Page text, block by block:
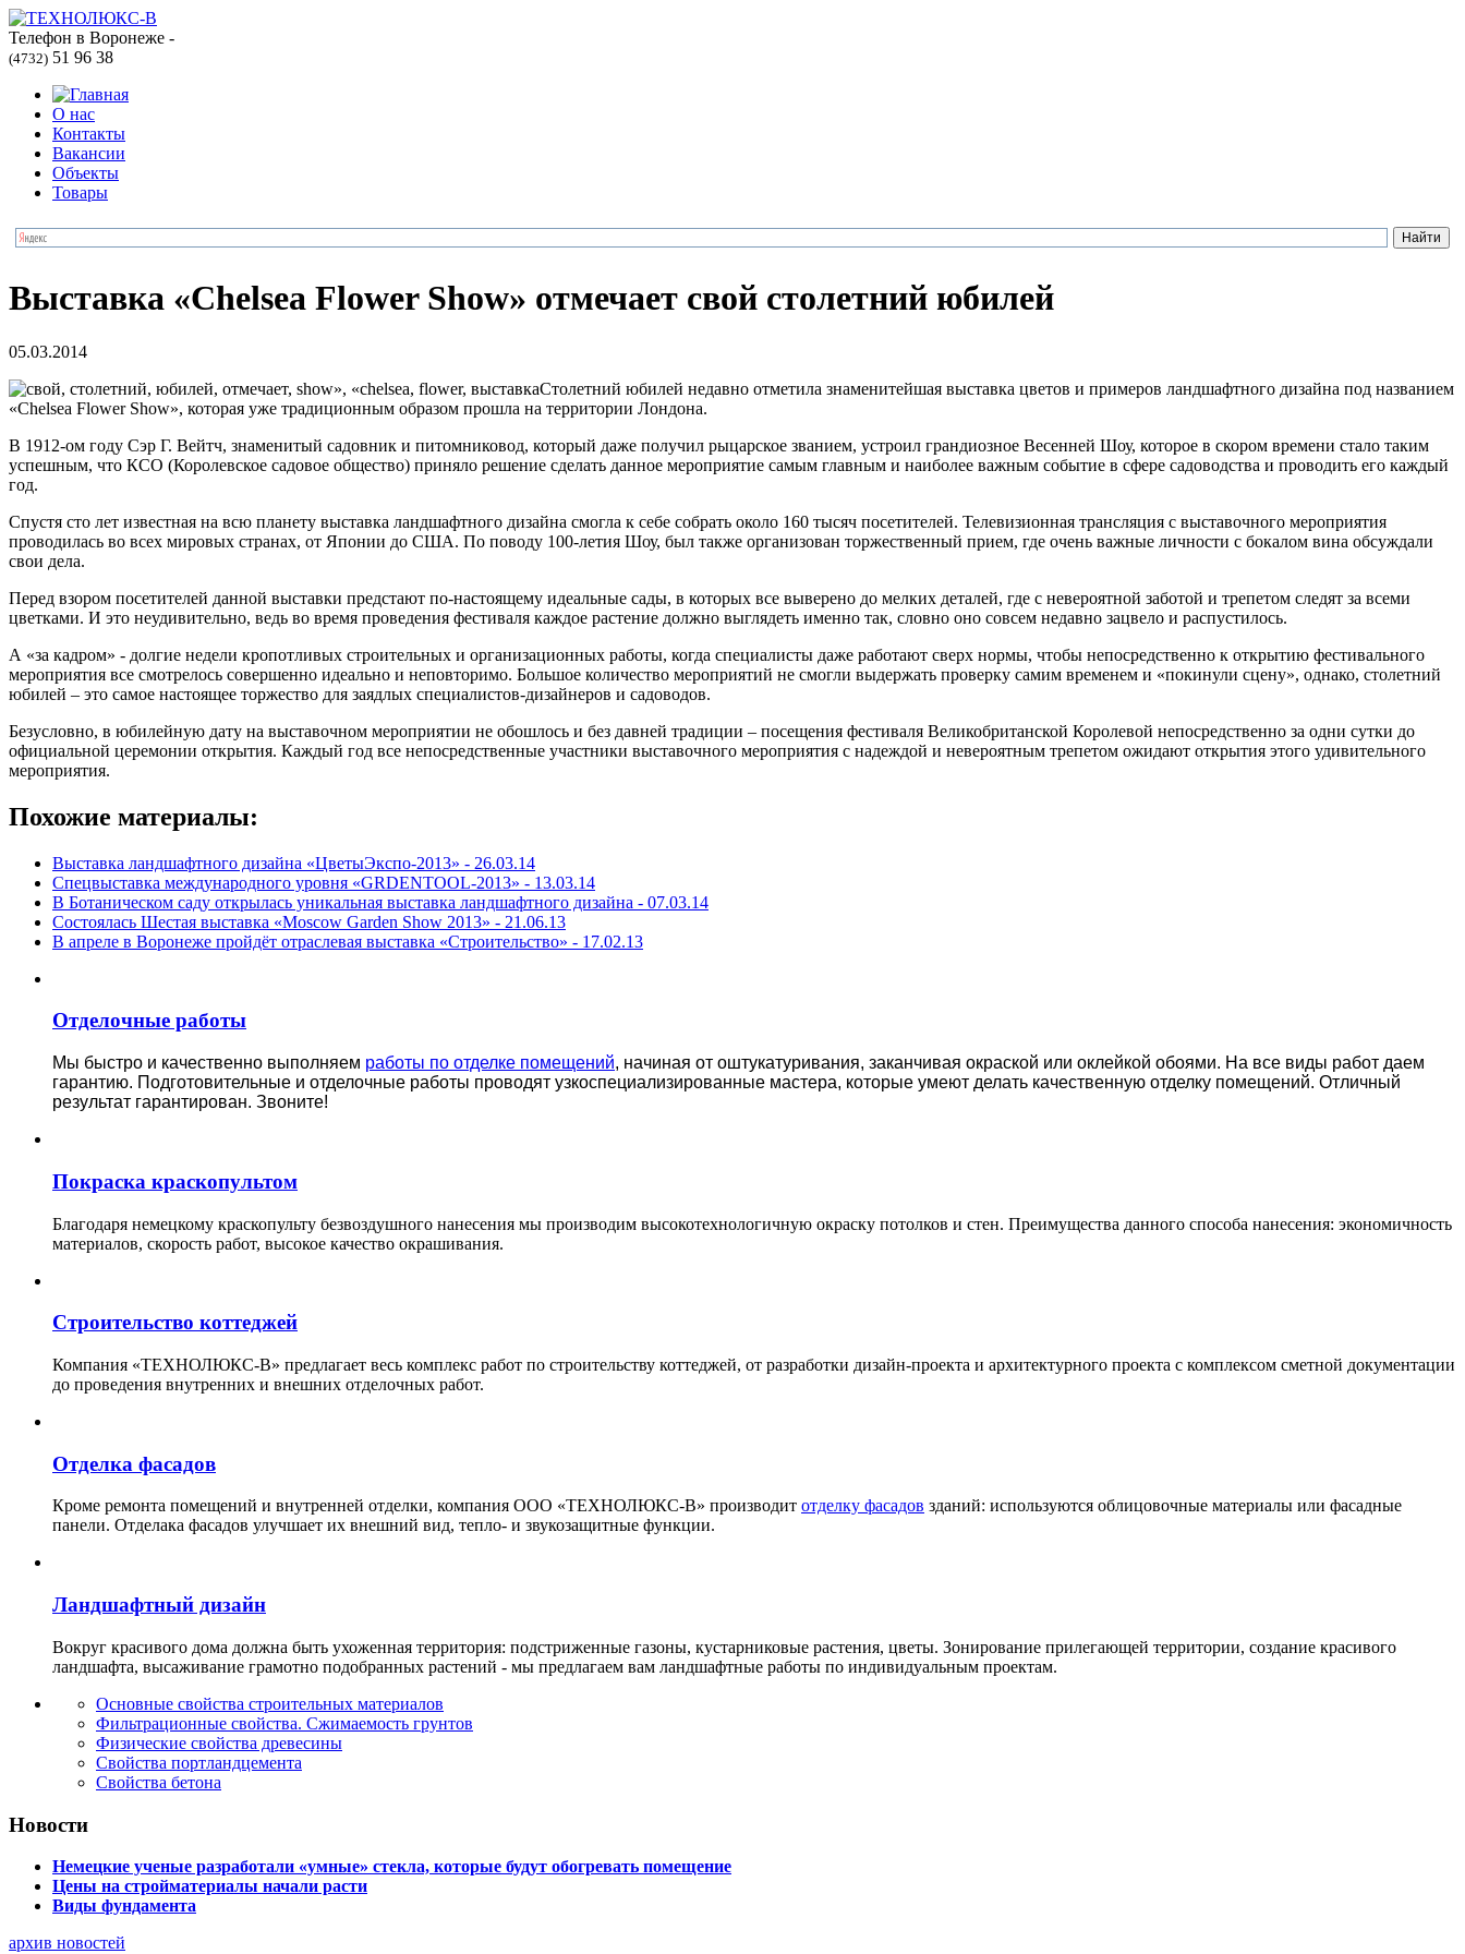
Телефон в Воронеже -
(4732) 51 96 38
О нас
Контакты
Вакансии
Объекты
Товары
Выставка «Chelsea Flower Show» отмечает свой столетний юбилей
05.03.2014
Столетний юбилей недавно отметила знаменитейшая выставка цветов и примеров ландшафтного дизайна под названием
«Chelsea Flower Show», которая уже традиционным образом прошла на территории Лондона.
В 1912-ом году Сэр Г. Вейтч, знаменитый садовник и питомниковод, который даже получил рыцарское званием, устроил грандиозное Весенней Шоу, которое в скором времени стало таким
успешным, что КСО (Королевское садовое общество) приняло решение сделать данное мероприятие самым главным и наиболее важным событие в сфере садоводства и проводить его каждый
год.
Спустя сто лет известная на всю планету выставка ландшафтного дизайна смогла к себе собрать около 160 тысяч посетителей. Телевизионная трансляция с выставочного мероприятия
проводилась во всех мировых странах, от Японии до США. По поводу 100-летия Шоу, был также организован торжественный прием, где очень важные личности с бокалом вина обсуждали
свои дела.
Перед взором посетителей данной выставки предстают по-настоящему идеальные сады, в которых все выверено до мелких деталей, где с невероятной заботой и трепетом следят за всеми
цветками. И это неудивительно, ведь во время проведения фестиваля каждое растение должно выглядеть именно так, словно оно совсем недавно зацвело и распустилось.
А «за кадром» - долгие недели кропотливых строительных и организационных работы, когда специалисты даже работают сверх нормы, чтобы непосредственно к открытию фестивального
мероприятия все смотрелось совершенно идеально и неповторимо. Большое количество мероприятий не смогли выдержать проверку самим временем и «покинули сцену», однако, столетний
юбилей – это самое настоящее торжество для заядлых специалистов-дизайнеров и садоводов.
Безусловно, в юбилейную дату на выставочном мероприятии не обошлось и без давней традиции – посещения фестиваля Великобританской Королевой непосредственно за одни сутки до
официальной церемонии открытия. Каждый год все непосредственные участники выставочного мероприятия с надеждой и невероятным трепетом ожидают открытия этого удивительного
мероприятия.
Похожие материалы:
Выставка ландшафтного дизайна «ЦветыЭкспо-2013» - 26.03.14
Спецвыставка международного уровня «GRDENTOOL-2013» - 13.03.14
В Ботаническом саду открылась уникальная выставка ландшафтного дизайна - 07.03.14
Состоялась Шестая выставка «Moscow Garden Show 2013» - 21.06.13
В апреле в Воронеже пройдёт отраслевая выставка «Строительство» - 17.02.13
Отделочные работы
Мы быстро и качественно выполняем работы по отделке помещений, начиная от оштукатуривания, заканчивая окраской или оклейкой обоями. На все виды работ даем
гарантию. Подготовительные и отделочные работы проводят узкоспециализированные мастера, которые умеют делать качественную отделку помещений. Отличный
результат гарантирован. Звоните!
Покраска краскопультом
Благодаря немецкому краскопульту безвоздушного нанесения мы производим высокотехнологичную окраску потолков и стен. Преимущества данного способа нанесения: экономичность
материалов, скорость работ, высокое качество окрашивания.
Строительство коттеджей
Компания «ТЕХНОЛЮКС-В» предлагает весь комплекс работ по строительству коттеджей, от разработки дизайн-проекта и архитектурного проекта с комплексом сметной документации
до проведения внутренних и внешних отделочных работ.
Отделка фасадов
Кроме ремонта помещений и внутренней отделки, компания ООО «ТЕХНОЛЮКС-В» производит отделку фасадов зданий: используются облицовочные материалы или фасадные
панели. Отделака фасадов улучшает их внешний вид, тепло- и звукозащитные функции.
Ландшафтный дизайн
Вокруг красивого дома должна быть ухоженная территория: подстриженные газоны, кустарниковые растения, цветы. Зонирование прилегающей территории, создание красивого
ландшафта, высаживание грамотно подобранных растений - мы предлагаем вам ландшафтные работы по индивидуальным проектам.
Основные свойства строительных материалов
Фильтрационные свойства. Сжимаемость грунтов
Физические свойства древесины
Свойства портландцемента
Свойства бетона
Новости
Немецкие ученые разработали «умные» стекла, которые будут обогревать помещение
Цены на стройматериалы начали расти
Виды фундамента
архив новостей